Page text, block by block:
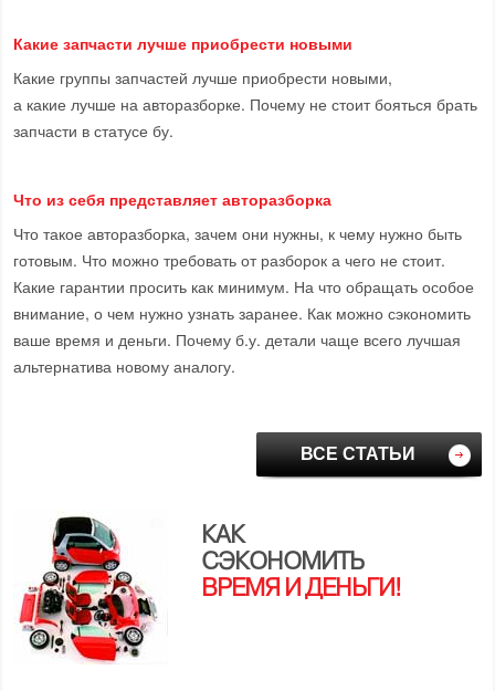
Какие запчасти лучше приобрести новыми
Какие группы запчастей лучше приобрести новыми,
а какие лучше на авторазборке. Почему не стоит бояться брать
запчасти в статусе бу.
Что из себя представляет авторазборка
Что такое авторазборка, зачем они нужны, к чему нужно быть
готовым. Что можно требовать от разборок а чего не стоит.
Какие гарантии просить как минимум. На что обращать особое
внимание, о чем нужно узнать заранее. Как можно сэкономить
ваше время и деньги. Почему б.у. детали чаще всего лучшая
альтернатива новому аналогу.
ВСЕ СТАТЬИ
КАК
СЭКОНОМИТЬ
ВРЕМЯ И ДЕНЬГИ!